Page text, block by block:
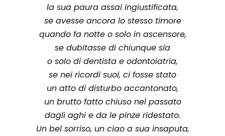
la sua paura assai ingiustificata,
se avesse ancora lo stesso timore
quando fa notte o solo in ascensore,
se dubitasse di chiunque sia
o solo di dentista e odontoiatria,
se nei ricordi suoi, ci fosse stato
un atto di disturbo accantonato,
un brutto fatto chiuso nel passato
dagli aghi e da le pinze ridestato.
Un bel sorriso, un ciao a sua insaputa,